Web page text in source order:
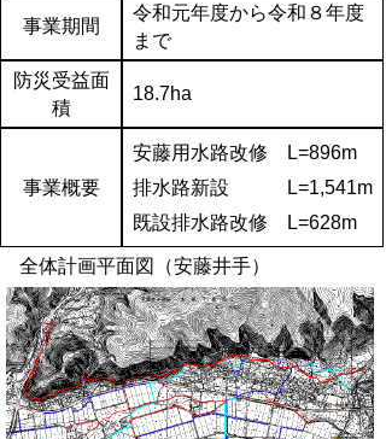
事業期間
令和元年度から令和８年度
まで
防災受益面
積
18.7ha
事業概要
安藤用水路改修 L=896m
排水路新設 L=1,541m
既設排水路改修 L=628m
全体計画平面図（安藤井手）